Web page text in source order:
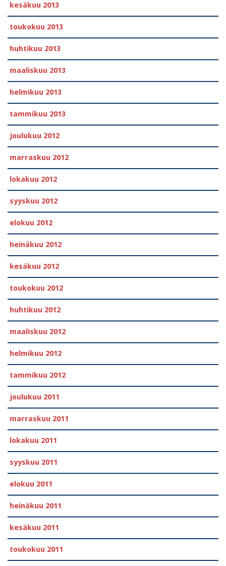
kesäkuu 2013
toukokuu 2013
huhtikuu 2013
maaliskuu 2013
helmikuu 2013
tammikuu 2013
joulukuu 2012
marraskuu 2012
lokakuu 2012
syyskuu 2012
elokuu 2012
heinäkuu 2012
kesäkuu 2012
toukokuu 2012
huhtikuu 2012
maaliskuu 2012
helmikuu 2012
tammikuu 2012
joulukuu 2011
marraskuu 2011
lokakuu 2011
syyskuu 2011
elokuu 2011
heinäkuu 2011
kesäkuu 2011
toukokuu 2011